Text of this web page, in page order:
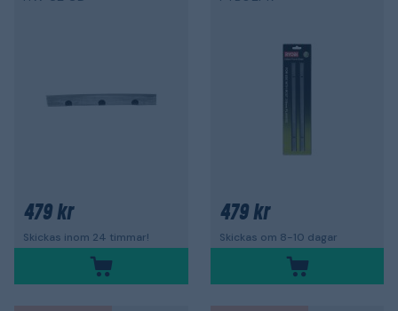
479 kr
Skickas inom 24 timmar!
479 kr
Skickas om 8-10 dagar